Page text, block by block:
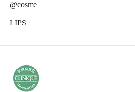
@cosme
LIPS